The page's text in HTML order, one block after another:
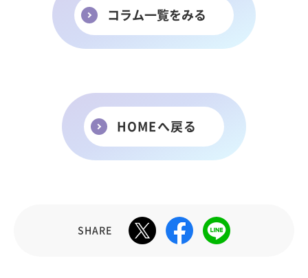
コラム一覧をみる
HOMEへ戻る
SHARE